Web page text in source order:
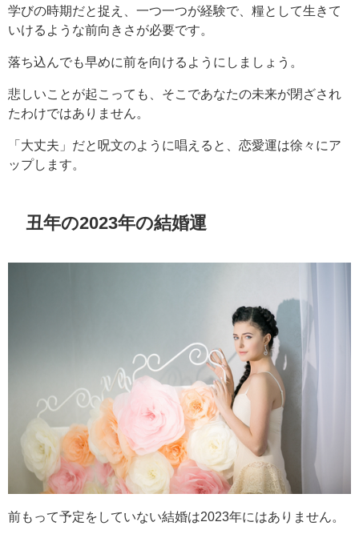
学びの時期だと捉え、一つ一つが経験で、糧として生きて
いけるような前向きさが必要です。
落ち込んでも早めに前を向けるようにしましょう。
悲しいことが起こっても、そこであなたの未来が閉ざされ
たわけではありません。
「大丈夫」だと呪文のように唱えると、恋愛運は徐々にア
ップします。
丑年の2023年の結婚運
前もって予定をしていない結婚は2023年にはありません。